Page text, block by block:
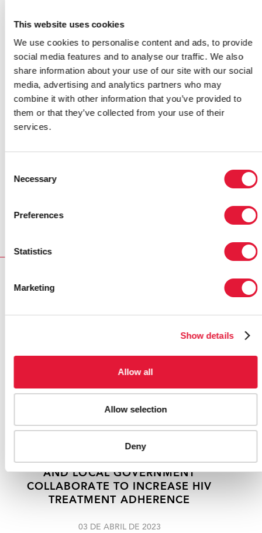
This website uses cookies
We use cookies to personalise content and ads, to provide
social media features and to analyse our traffic. We also
share information about your use of our site with our social
media, advertising and analytics partners who may
combine it with other information that you’ve provided to
them or that they’ve collected from your use of their
services.
Selection
Necessary
Preferences
Statistics
Marketing
Show details
Allow all
Allow selection
Deny
La Primera Dama y el Sr. Sidibé se reunieron con dos
parejas que hablaron de su experiencia como padres
que viven con el VIH. "Gracias al tratamiento y a los
consejos que recibí en el centro de salud, dí a luz a un
bebé sin el VIH. Ese bebé tiene ahora dos años", dijo
Angella Nate, que ha vivido con el VIH durante los
últimos seis años. "Cuento mi historia a todo el mundo
porque quiero que todas las madres vean crecer sanos
El director ejecutivo de ONUSIDA continuará con su
reuniéndose con grupos de la sociedad civil, líderes
de los gobiernos locales y el presidente del país.
IN NORTHEAST BRAZIL, CIVIL SOCIETY
AND LOCAL GOVERNMENT
COLLABORATE TO INCREASE HIV
TREATMENT ADHERENCE
03 DE ABRIL DE 2023